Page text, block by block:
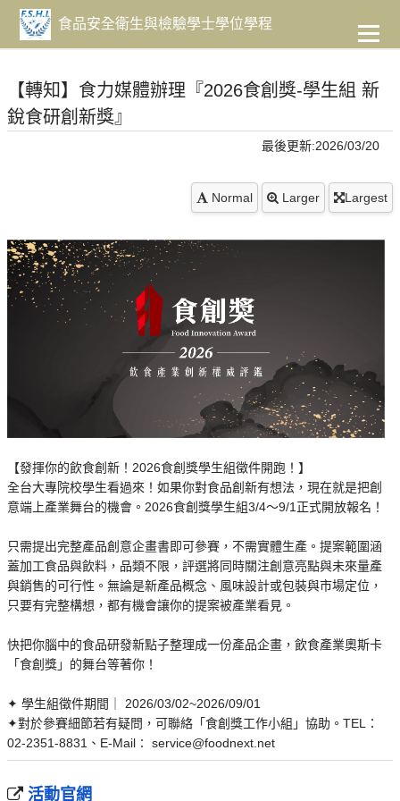
主
要
容
食品安全衛生與檢驗學士學位學程
【轉知】食力媒體辦理『2026食創獎-學生組 新
銳食研創新獎』
最後更新:2026/03/20
Normal Larger Largest
【發揮你的飲食創新！2026食創獎學生組徵件開跑！】
全台大專院校學生看過來！如果你對食品創新有想法，現在就是把創
意端上產業舞台的機會。2026食創獎學生組3/4～9/1正式開放報名！
只需提出完整產品創意企畫書即可參賽，不需實體生產。提案範圍涵
蓋加工食品與飲料，品類不限，評選將同時關注創意亮點與未來量產
與銷售的可行性。無論是新產品概念、風味設計或包裝與市場定位，
只要有完整構想，都有機會讓你的提案被產業看見。
快把你腦中的食品研發新點子整理成一份產品企畫，飲食產業奧斯卡
「食創獎」的舞台等著你！
✦ 學生組徵件期間｜ 2026/03/02~2026/09/01
✦對於參賽細節若有疑問，可聯絡「食創獎工作小組」協助。TEL：
02-2351-8831、E-Mail∶ service@foodnext.net
活動官網